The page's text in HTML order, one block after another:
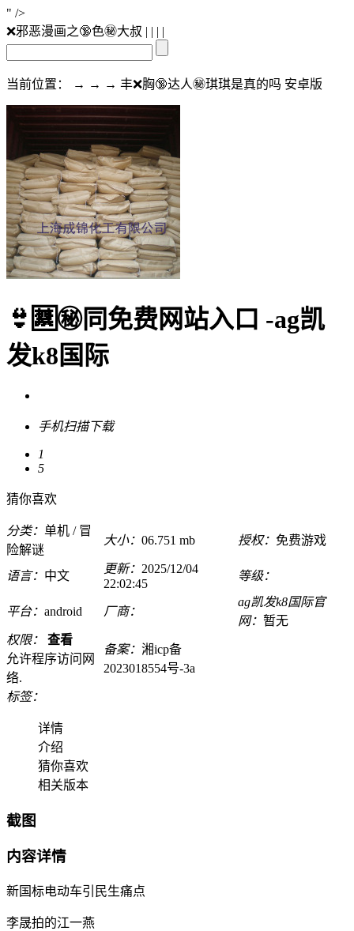
" />
❌邪恶漫画之🔞色㊙️大叔 | | | |
当前位置： → → → 丰❌胸🔞达人㊙️琪琪是真的吗 安卓版
👙🈲㊙️同免费网站入口 -ag凯
发k8国际
手机扫描下载
1
5
猜你喜欢
分类： 单机 / 冒
险解谜
大小： 06.751 mb 授权： 免费游戏
语言： 中文
更新： 2025/12/04
22:02:45
等级：
平台： android 厂商：
ag凯发k8国际官
网： 暂无
权限：
查看
允许程序访问网
络.
备案： 湘icp备
2023018554号-3a
标签：
详情
介绍
猜你喜欢
相关版本
截图
内容详情
新国标电动车引民生痛点
李晟拍的江一燕